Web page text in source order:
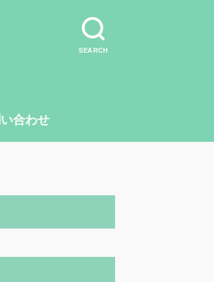
SEARCH
合わせ